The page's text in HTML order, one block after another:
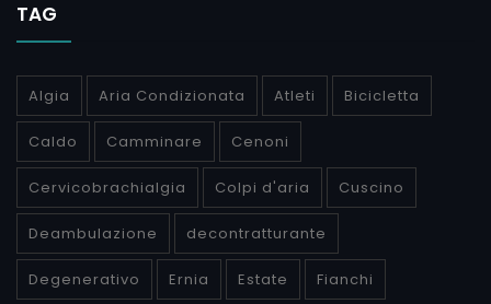
TAG
Algia Aria Condizionata Atleti Bicicletta
Caldo Camminare Cenoni
Cervicobrachialgia Colpi d'aria Cuscino
Deambulazione decontratturante
Degenerativo Ernia Estate Fianchi